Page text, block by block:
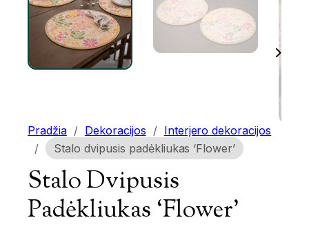
Pradžia / Dekoracijos / Interjero dekoracijos
/
Stalo dvipusis padėkliukas ‘Flower’
Stalo Dvipusis
Padėkliukas ‘Flower’